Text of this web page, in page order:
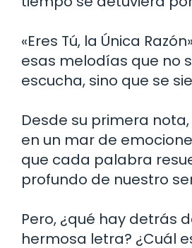
«Eres Tú, la Única
esas melodías que no
escucha, sino que se
Desde su primera
en un mar de
que cada palabra
profundo de nuestro
Pero, ¿qué hay detrás
hermosa letra? ¿Cuál